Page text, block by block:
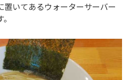
置いてあるウォーターサーバー